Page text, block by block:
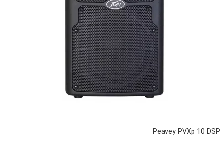
Peavey PVXp 10 DSP